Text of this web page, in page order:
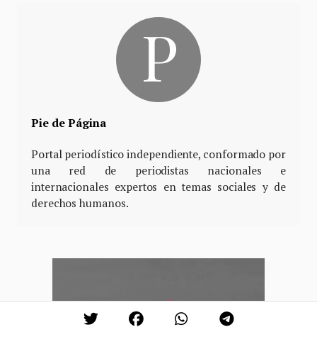
Pie de Página
Portal periodístico independiente, conformado por
una red de periodistas nacionales e
internacionales expertos en temas sociales y de
derechos humanos.